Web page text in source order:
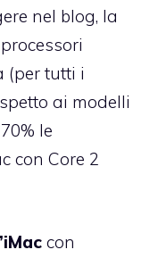
nel blog, la
(per tutti i
ai modelli
le
con Core 2
con